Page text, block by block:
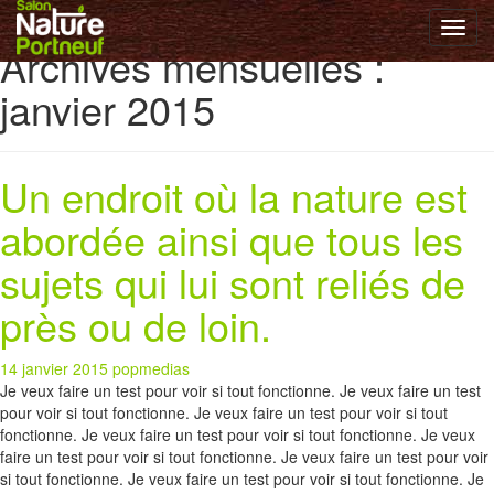
Archives mensuelles :
janvier 2015
Un endroit où la nature est
abordée ainsi que tous les
sujets qui lui sont reliés de
près ou de loin.
14 janvier 2015 popmedias
Getting black friday dealsecure Black Fridayin boots is somethingugg
thatblack friday dealpeople allshoot for,cyber monday uggsbut
finding that cyber monday uggsbestBlack Friday salesshoecyber
monday uggstypically eludes us. Thankfully,black friday the
guidelinescyber monday saleyou cyber monday salejust read have
Je veux faire un test pour voir si tout fonctionne. Je veux faire un test
pour voir si tout fonctionne. Je veux faire un test pour voir si tout
fonctionne. Je veux faire un test pour voir si tout fonctionne. Je veux
faire un test pour voir si tout fonctionne. Je veux faire un test pour voir
si tout fonctionne. Je veux faire un test pour voir si tout fonctionne. Je